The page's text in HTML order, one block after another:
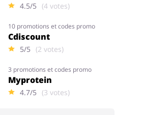
4.5/5 (4 votes)
10 promotions et codes promo
Cdiscount
5/5 (2 votes)
3 promotions et codes promo
Myprotein
4.7/5 (3 votes)